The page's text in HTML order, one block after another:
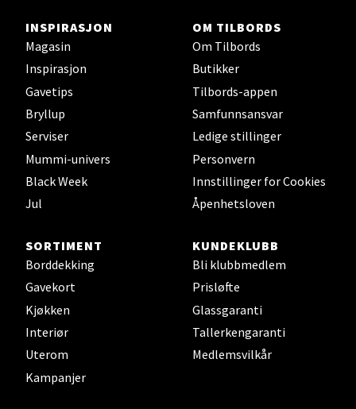
INSPIRASJON
Magasin
Inspirasjon
Gavetips
Bryllup
Serviser
Mummi-univers
Black Week
Jul
OM TILBORDS
Om Tilbords
Butikker
Tilbords-appen
Samfunnsansvar
Ledige stillinger
Personvern
Innstillinger for Cookies
Åpenhetsloven
SORTIMENT
Borddekking
Gavekort
Kjøkken
Interiør
Uterom
Kampanjer
KUNDEKLUBB
Bli klubbmedlem
Prisløfte
Glassgaranti
Tallerkengaranti
Medlemsvilkår
Fridtjof Nansensgate 22, 8622 Mo i Rana
Åpent i dag 09-19
0 i butikk
Ålesund - Thon Senter Moa
Åpent i dag 10-20
0 i butikk